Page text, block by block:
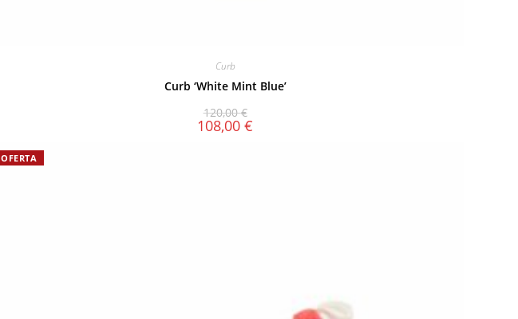
Curb
Curb ‘White Mint Blue’
120,00€
108,00 €
OFERTA